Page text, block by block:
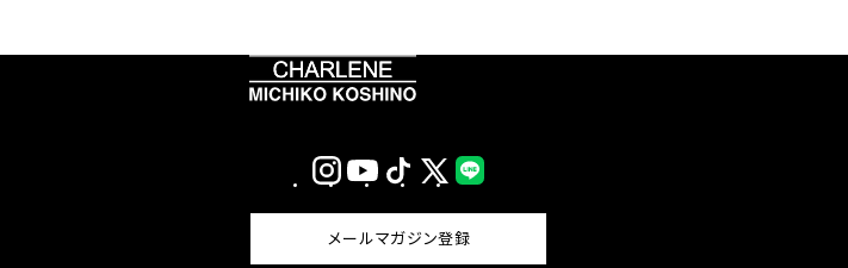
InstagramYouTubeTikTok X
(Twitter)
メールマガジン登録